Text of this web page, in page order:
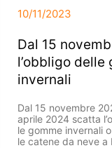
10/11/2023
Dal 15
l’obbligo delle
invernali
Dal 15 novembre
aprile 2024 scatta
le gomme invernali
le catene da neve a